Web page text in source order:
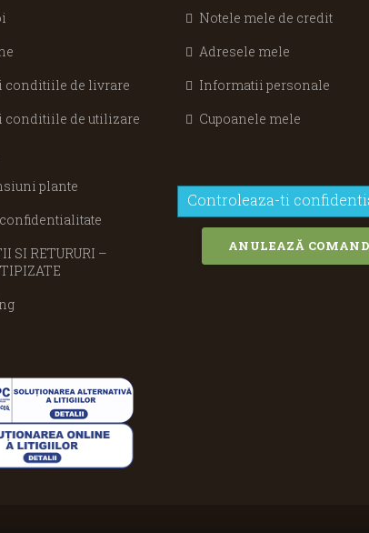
conditiile de livrare
conditiile de utilizare
plante
SI RETURURI –
Notele mele de credit
Adresele mele
Informatii personale
Cupoanele mele
Controleaza-ti
ANULEAZĂ